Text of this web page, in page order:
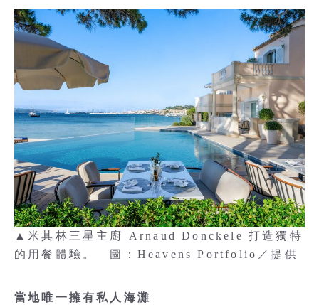
▲米其林三星主廚 Arnaud Donckele 打造獨特
的用餐體驗。 圖：Heavens Portfolio／提供
當地唯一擁有私人海灘